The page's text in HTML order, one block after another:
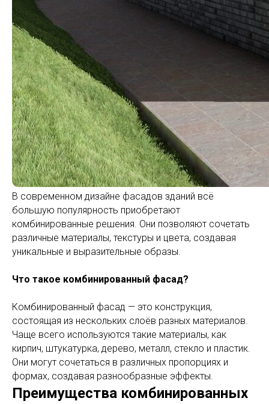
В современном дизайне фасадов зданий всё
большую популярность приобретают
комбинированные решения. Они позволяют сочетать
различные материалы, текстуры и цвета, создавая
уникальные и выразительные образы.
Что такое комбинированный фасад?
Комбинированный фасад — это конструкция,
состоящая из нескольких слоёв разных материалов.
Чаще всего используются такие материалы, как
кирпич, штукатурка, дерево, металл, стекло и пластик.
Они могут сочетаться в различных пропорциях и
формах, создавая разнообразные эффекты.
Преимущества комбинированных